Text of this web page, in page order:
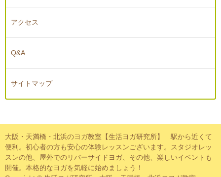
アクセス
Q&A
サイトマップ
大阪・天満橋・北浜のヨガ教室【生活ヨガ研究所】 駅から近くて
便利。初心者の方も安心の体験レッスンございます。スタジオレッ
スンの他、屋外でのリバーサイドヨガ、その他、楽しいイベントも
開催。本格的なヨガを気軽に始めましょう！